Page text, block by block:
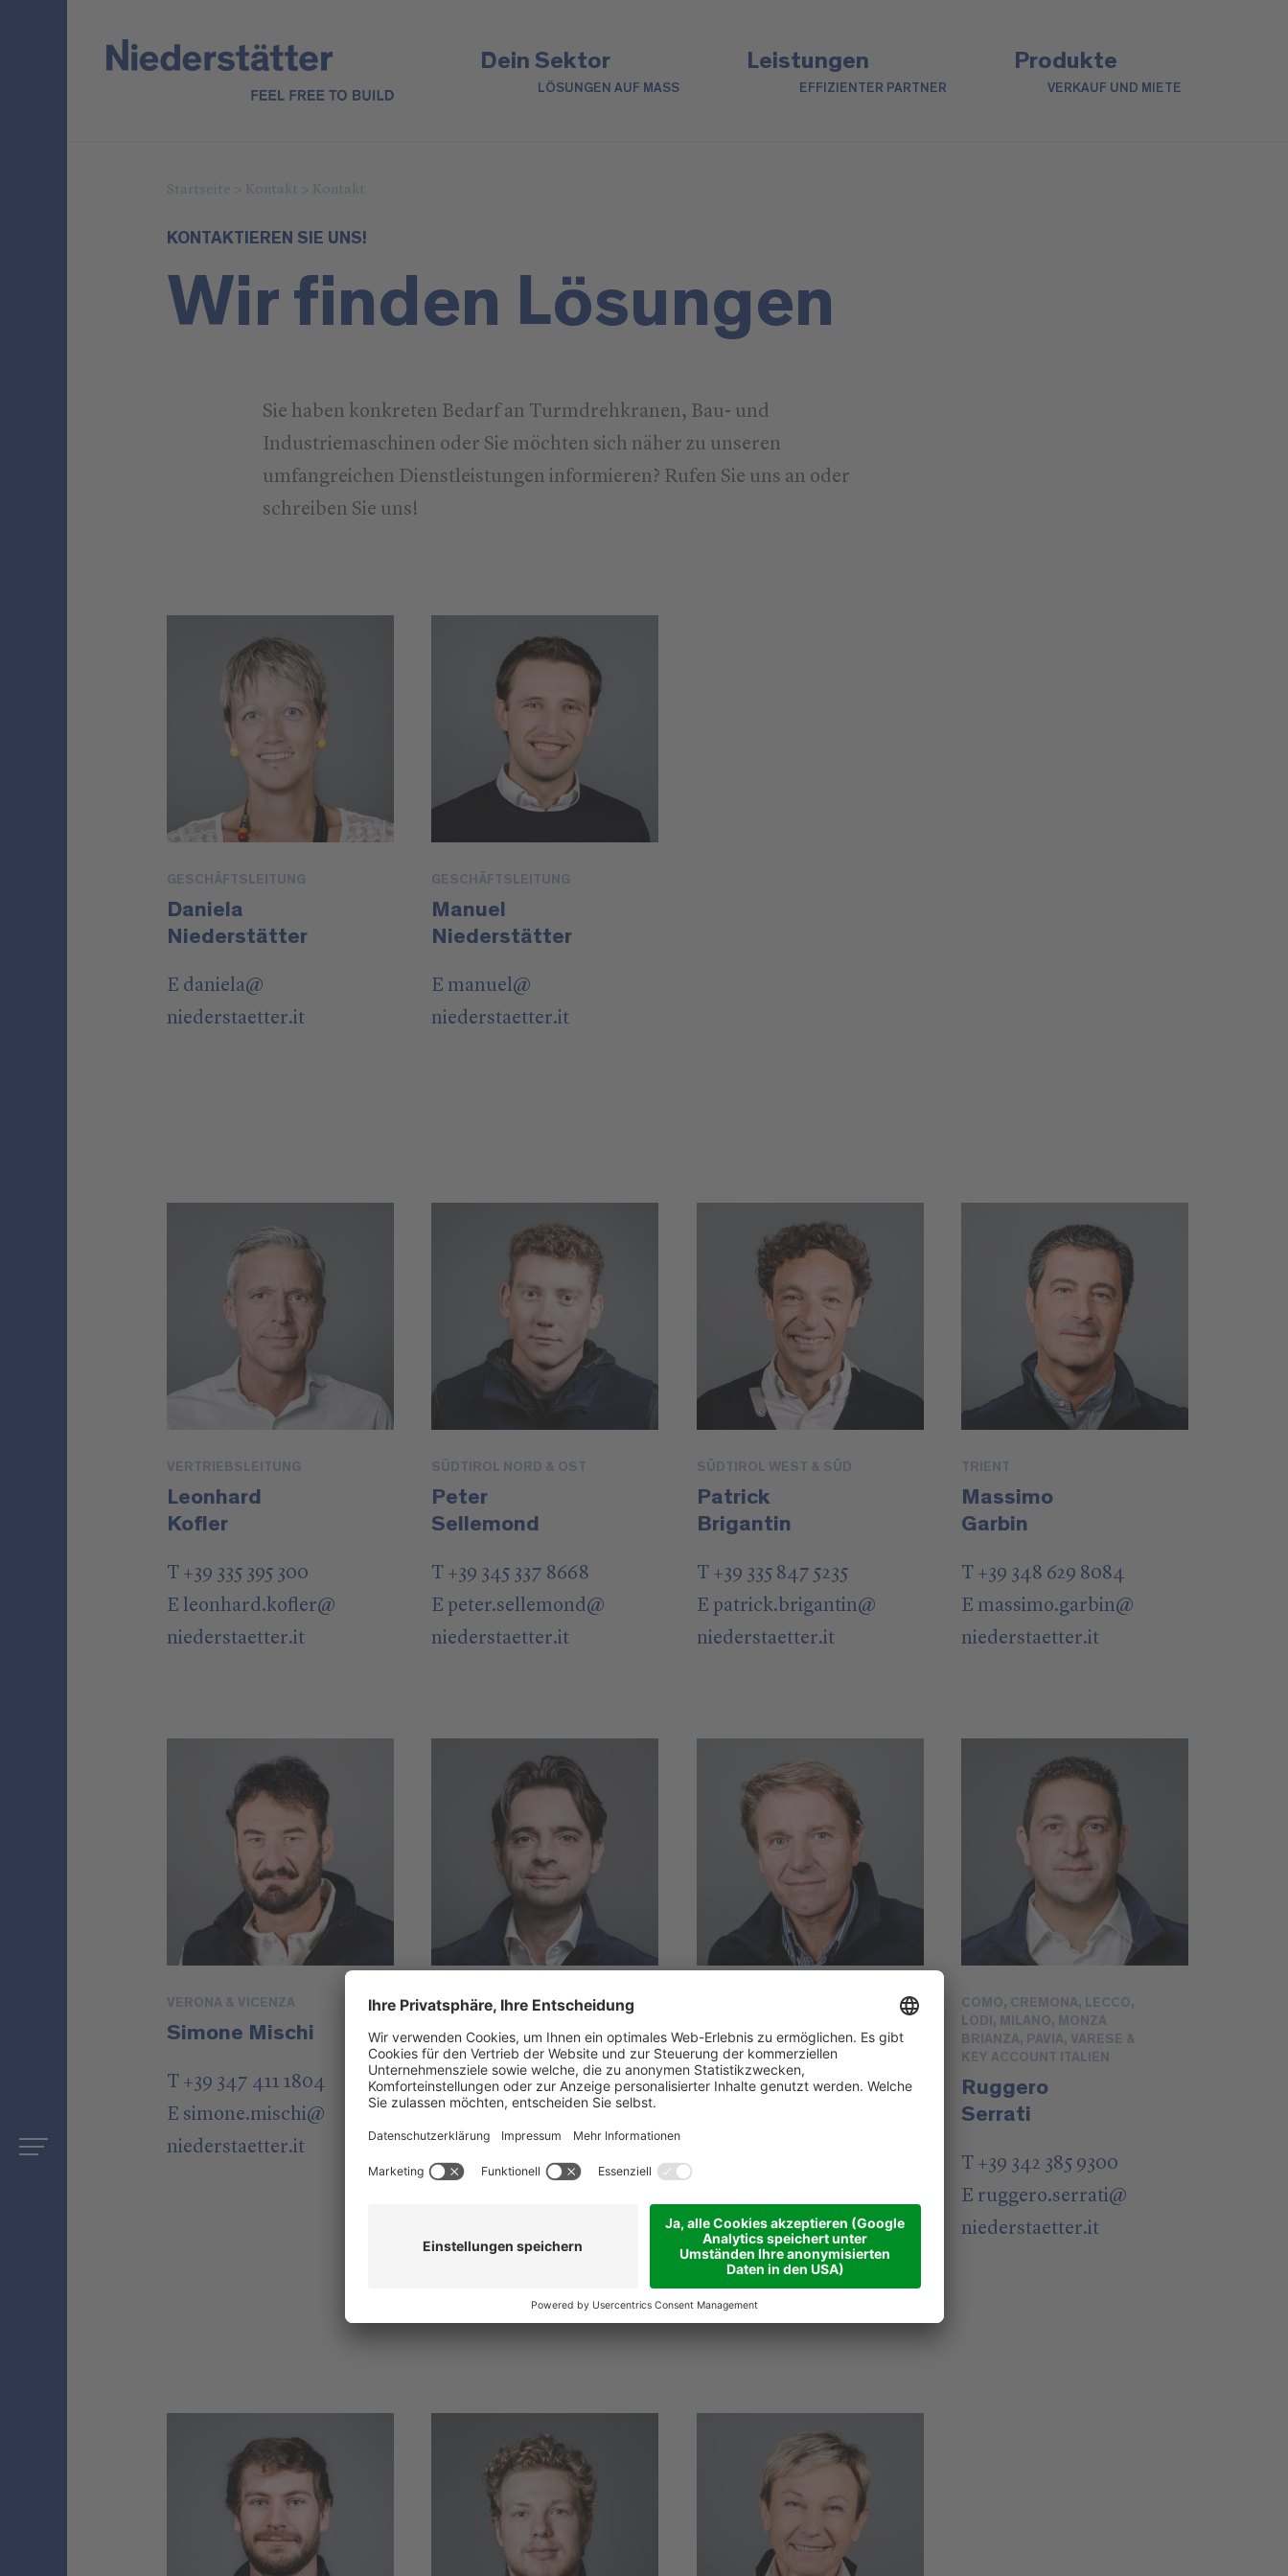
Dein Sektor
LÖSUNGEN AUF MASS
Leistungen
EFFIZIENTER PARTNER
Produkte
VERKAUF UND MIETE
KONTAKTIEREN SIE UNS!
Wir finden Lösungen
Sie haben konkreten Bedarf an Turmdrehkranen, Bau- und
Industriemaschinen oder Sie möchten sich näher zu unseren
umfangreichen Dienstleistungen informieren? Rufen Sie uns an oder
schreiben Sie uns!
GESCHÄFTSLEITUNG
Daniela
Niederstätter
E daniela@
niederstaetter.it
GESCHÄFTSLEITUNG
Manuel
Niederstätter
E manuel@
niederstaetter.it
VERTRIEBSLEITUNG
Leonhard
Kofler
T +39 335 395 300
E leonhard.kofler@
niederstaetter.it
SÜDTIROL NORD & OST
Peter
Sellemond
T +39 345 337 8668
E peter.sellemond@
niederstaetter.it
SÜDTIROL WEST & SÜD
Patrick
Brigantin
T +39 335 847 5235
E patrick.brigantin@
niederstaetter.it
TRIENT
Massimo
Garbin
T +39 348 629 8084
E massimo.garbin@
niederstaetter.it
VERONA & VICENZA
Simone Mischi
T +39 347 411 1804
E simone.mischi@
niederstaetter.it
TREVISO & PORDENONE
Emanuele
Pastorello
T +39 340 056 8188
Eemanuele.pastorello
@ niederstaetter.it
Natalino
Kratter
COMO, CREMONA, LECCO,
LODI, MILANO, MONZA
BRIANZA, PAVIA, VARESE &
KEY ACCOUNT ITALIEN
Ruggero
Serrati
T +39 342 385 9300
E ruggero.serrati@
niederstaetter.it
Startseite > Kontakt > Kontakt